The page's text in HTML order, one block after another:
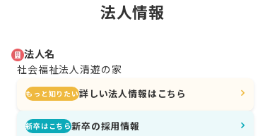
法人情報
法人名
社会福祉法人清遊の家
もっと知りたい詳しい法人情報はこちら
新卒はこちら新卒の採用情報